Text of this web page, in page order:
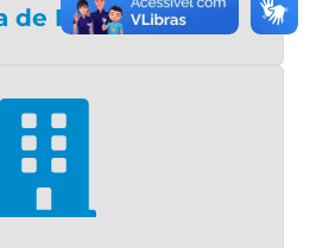
de Profissional